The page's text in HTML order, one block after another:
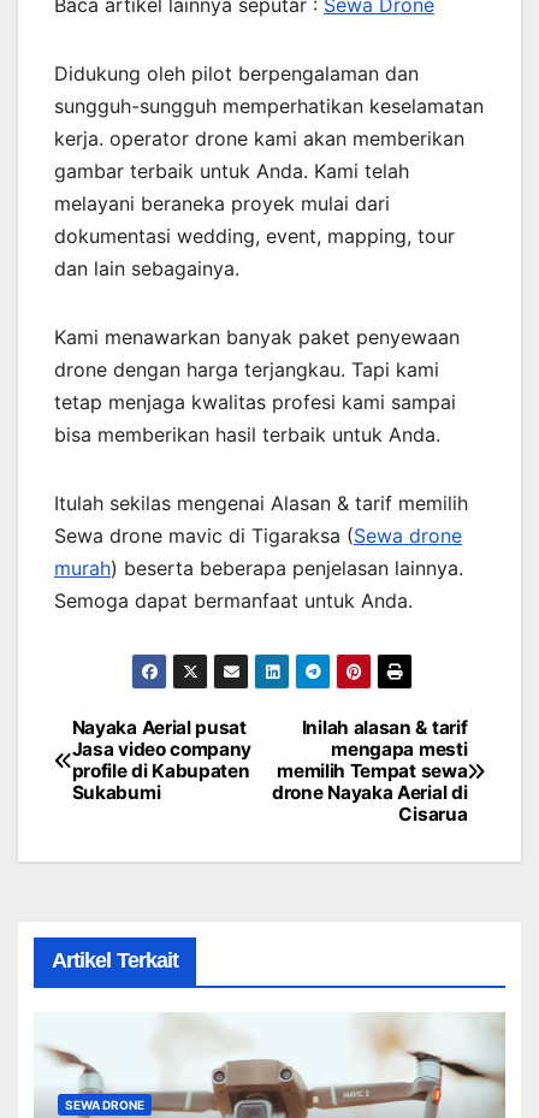
Baca artikel lainnya seputar : Sewa Drone
Didukung oleh pilot berpengalaman dan
sungguh-sungguh memperhatikan keselamatan
kerja. operator drone kami akan memberikan
gambar terbaik untuk Anda. Kami telah
melayani beraneka proyek mulai dari
dokumentasi wedding, event, mapping, tour
dan lain sebagainya.
Kami menawarkan banyak paket penyewaan
drone dengan harga terjangkau. Tapi kami
tetap menjaga kwalitas profesi kami sampai
bisa memberikan hasil terbaik untuk Anda.
Itulah sekilas mengenai Alasan & tarif memilih
Sewa drone mavic di Tigaraksa (Sewa drone
murah) beserta beberapa penjelasan lainnya.
Semoga dapat bermanfaat untuk Anda.
Post
navigation
Inilah alasan & tarif
mengapa mesti
memilih Tempat sewa
drone Nayaka Aerial di
Cisarua
Nayaka Aerial pusat
Jasa video company
profile di Kabupaten
Sukabumi
Artikel Terkait
SEWA DRONE